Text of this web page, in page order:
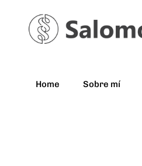
Home Sobre mí